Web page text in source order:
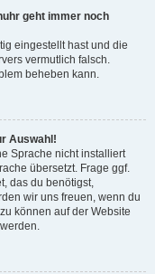
geht immer noch
eingestellt hast und die
vermutlich falsch.
beheben kann.
Auswahl!
Sprache nicht installiert
übersetzt. Frage ggf.
das du benötigst,
wir uns freuen, wenn du
können auf der Website